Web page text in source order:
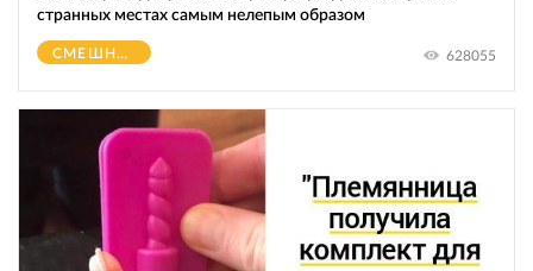
странных местах самым нелепым образом
СМЕШНОЕ 628055